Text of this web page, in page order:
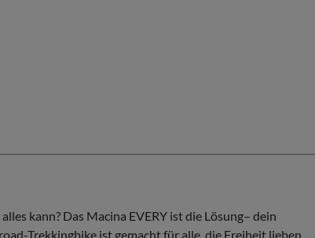
kann? Das Macina EVERY ist die Lösung– dein
Trekkingbike ist gemacht für alle, die Freiheit lieben